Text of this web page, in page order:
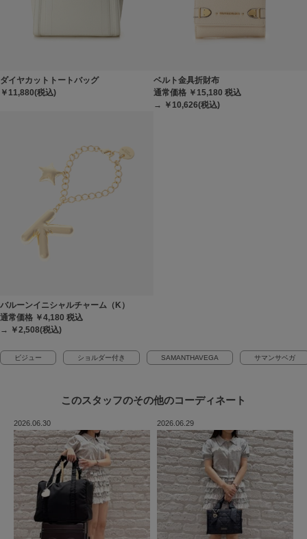
ダイヤカットトートバッグ
￥11,880(税込)
ベルト金具折財布
通常価格 ￥15,180 税込
→ ￥10,626(税込)
バルーンイニシャルチャーム（K）
通常価格 ￥4,180 税込
→ ￥2,508(税込)
ビジュー ショルダー付き SAMANTHAVEGA サマンサベガ
このスタッフのその他のコーディネート
2026.06.30 2026.06.29